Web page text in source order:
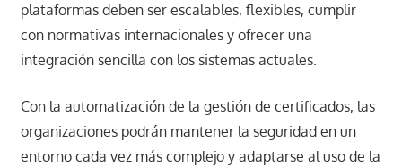
plataformas deben ser escalables, flexibles, cumplir
con normativas internacionales y ofrecer una
integración sencilla con los sistemas actuales.
Con la automatización de la gestión de certificados, las
organizaciones podrán mantener la seguridad en un
entorno cada vez más complejo y adaptarse al uso de la